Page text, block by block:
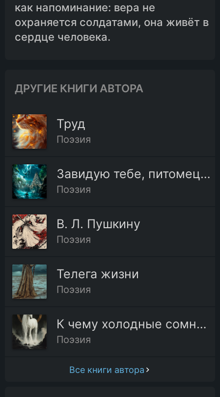
как напоминание: вера не
охраняется солдатами, она живёт в
сердце человека.
ДРУГИЕ КНИГИ АВТОРА
Труд
Поэзия
Завидую тебе, питомец моря смелый
Поэзия
В. Л. Пушкину
Поэзия
Телега жизни
Поэзия
К чему холодные сомненья
Поэзия
Все книги автора